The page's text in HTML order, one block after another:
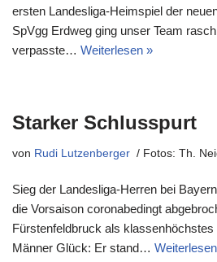
ersten Landesliga-Heimspiel der
SpVgg Erdweg ging unser Team
verpasste… Weiterlesen »
Starker Schlusspurt
von Rudi Lutzenberger
Sieg der Landesliga-Herren bei
die Vorsaison coronabedingt
Fürstenfeldbruck als
Männer Glück: Er stand…